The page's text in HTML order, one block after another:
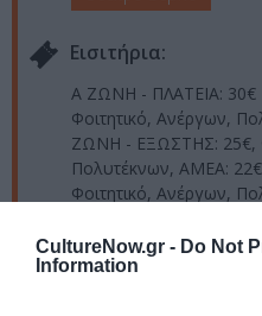
CultureNow.gr - Do Not
Information
Eισιτήρια:
Α ΖΩΝΗ - ΠΛΑΤΕΙΑ:
Φοιτητικό, Ανέργων,
ΖΩΝΗ - ΕΞΩΣΤΗΣ: 25€,
Πολυτέκνων, ΑΜΕΑ:
Φοιτητικό, Ανέργων,
Πληροφορίες /